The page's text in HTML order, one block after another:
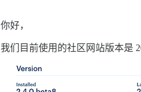
你好，
我们目前使用的社区网站版本是